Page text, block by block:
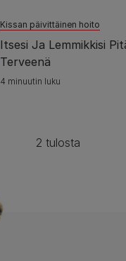
Kissan päivittäinen hoito
Itsesi Ja Lemmikkisi
Terveenä
4 minuutin luku
2 tulosta